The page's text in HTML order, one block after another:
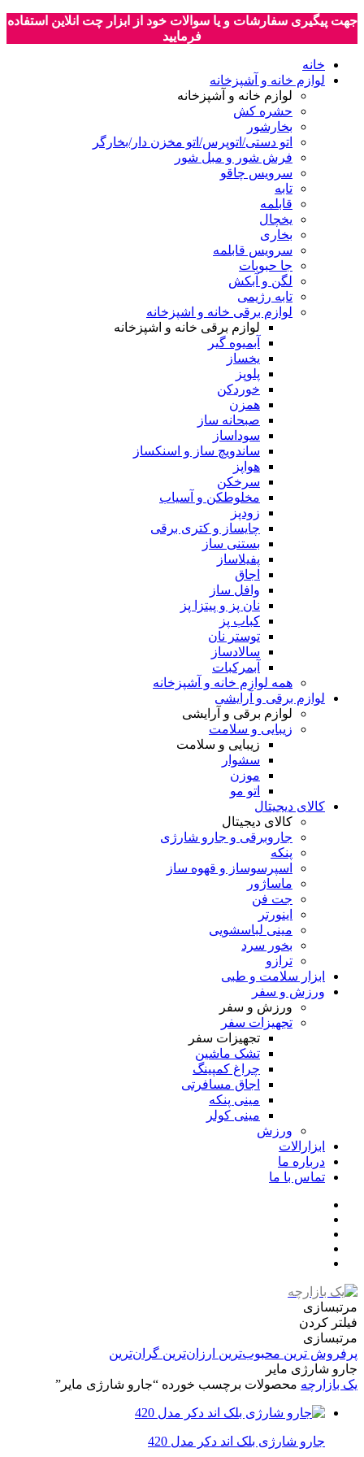
جهت پیگیری سفارشات و یا سوالات خود از ابزار چت انلاین استفاده
فرمایید
خانه
لوازم خانه و آشپزخانه
لوازم خانه و آشپزخانه
حشره کش
بخارشور
اتو دستی/اتوپرس/اتو مخزن دار/بخارگر
فرش شور و مبل شور
سرویس چاقو
تابه
قابلمه
یخچال
بخاری
سرویس قابلمه
جا حبوبات
لگن و آبکش
تابه رژیمی
لوازم برقی خانه و اشپزخانه
لوازم برقی خانه و اشپزخانه
آبمیوه گیر
یخساز
پلوپز
خوردکن
همزن
صبحانه ساز
سوداساز
ساندویچ ساز و اسنکساز
هواپز
سرخکن
مخلوطکن و آسیاب
زودپز
چایساز و کتری برقی
بستنی ساز
پفیلاساز
اجاق
وافل ساز
نان پز و پیتزا پز
کباب پز
توستر نان
سالادساز
آبمرکبات
همه لوازم خانه و آشپزخانه
لوازم برقی و آرایشی
لوازم برقی و آرایشی
زیبایی و سلامت
زیبایی و سلامت
سشوار
موزن
اتو مو
کالای دیجیتال
کالای دیجیتال
جاروبرقی و جارو شارژی
پنکه
اسپرسوساز و قهوه ساز
ماساژور
جت فن
اینورتر
مینی لباسشویی
بخور سرد
ترازو
ابزار سلامت و طبی
ورزش و سفر
ورزش و سفر
تجهیزات سفر
تجهیزات سفر
تشک ماشین
چراغ کمپینگ
اجاق مسافرتی
مینی پنکه
مینی کولر
ورزش
ابزارالات
درباره ما
تماس با ما
مرتبسازی
فیلتر کردن
مرتبسازی
پرفروش ترین محبوب‌ترین ارزان‌ترین گران‌ترین
جارو شارژی مایر
یک بازارچه محصولات برچسب خورده “جارو شارژی مایر”
جارو شارژی بلک اند دکر مدل 420